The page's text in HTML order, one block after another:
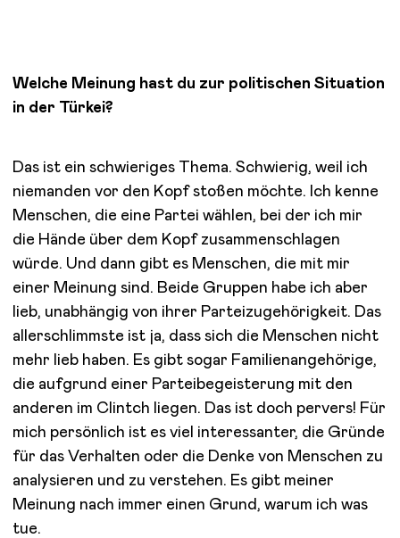
Welche Meinung hast du zur politischen Situation
in der Türkei?
Das ist ein schwieriges Thema. Schwierig, weil ich
niemanden vor den Kopf stoßen möchte. Ich kenne
Menschen, die eine Partei wählen, bei der ich mir
die Hände über dem Kopf zusammenschlagen
würde. Und dann gibt es Menschen, die mit mir
einer Meinung sind. Beide Gruppen habe ich aber
lieb, unabhängig von ihrer Parteizugehörigkeit. Das
allerschlimmste ist ja, dass sich die Menschen nicht
mehr lieb haben. Es gibt sogar Familienangehörige,
die aufgrund einer Parteibegeisterung mit den
anderen im Clintch liegen. Das ist doch pervers! Für
mich persönlich ist es viel interessanter, die Gründe
für das Verhalten oder die Denke von Menschen zu
analysieren und zu verstehen. Es gibt meiner
Meinung nach immer einen Grund, warum ich was
tue.